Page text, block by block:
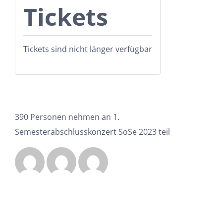
Tickets
Tickets sind nicht länger verfügbar
390 Personen nehmen an 1.
Semesterabschlusskonzert SoSe 2023 teil